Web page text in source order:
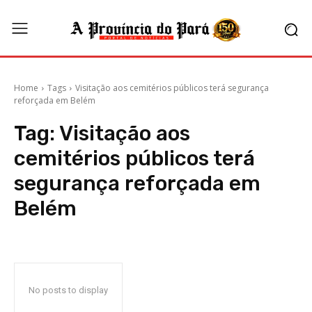
Home Tags
Visitação aos cemitérios públicos terá segurança
reforçada em Belém
Tag: Visitação aos
cemitérios públicos terá
segurança reforçada em
Belém
No posts to display